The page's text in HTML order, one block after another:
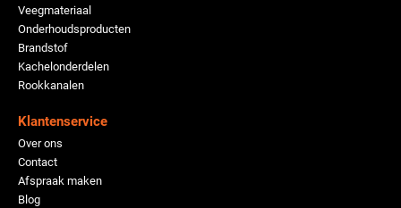
Veegmateriaal
Onderhoudsproducten
Brandstof
Kachelonderdelen
Rookkanalen
Klantenservice
Over ons
Contact
Afspraak maken
Blog